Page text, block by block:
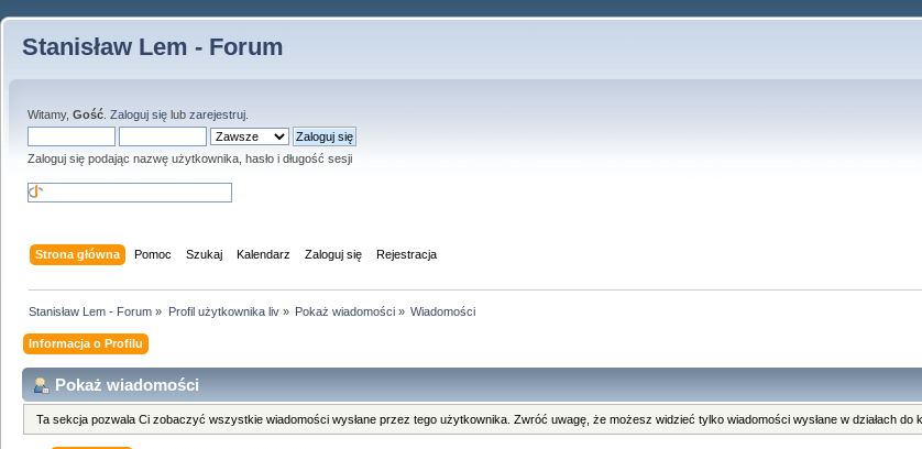
Stanisław Lem - Forum
Witamy, Gość Zaloguj się lub zarejestruj
Zaloguj się podając nazwę użytkownika, hasło i długość sesji
Strona główna Pomoc Szukaj Kalendarz Zaloguj się Rejestracja
Stanisław Lem - Forum » Profil użytkownika liv» Pokaż wiadomości» Wiadomości
Informacja o Profilu
Pokaż wiadomości
Ta sekcja pozwala Ci zobaczyć wszystkie wiadomości wysłane przez tego użytkownika. Zwróć uwagę, że możesz widzieć tylko wiadomości wysłane w działach do